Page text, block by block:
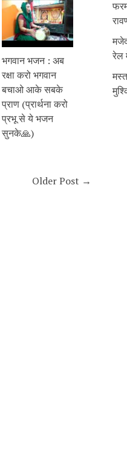
भगवान भजन : अब
रक्षा करो भगवान
बचाओ आके सबके
प्राण (प्रार्थना करो
प्रभू से ये भजन
सुनके🙏)
Older Post →
रेल